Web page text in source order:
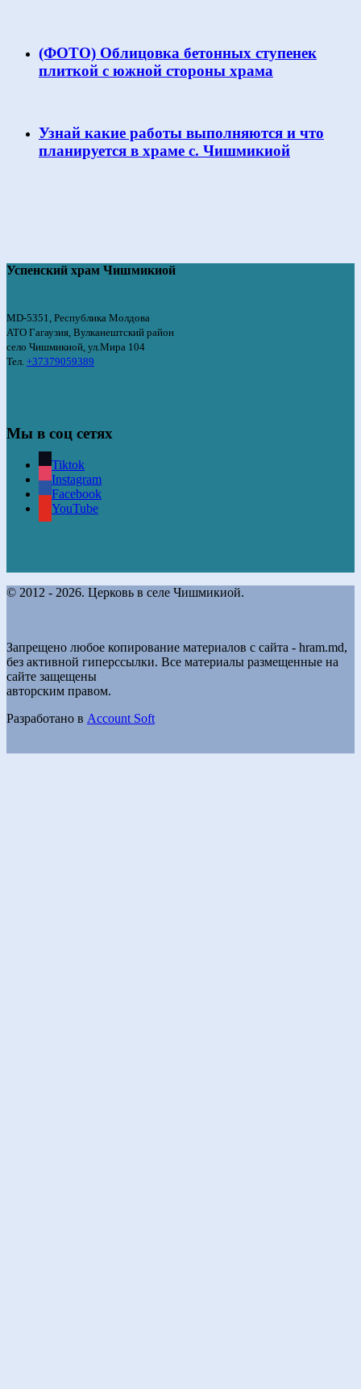
(ФОТО) Облицовка бетонных ступенек
плиткой с южной стороны храма
Узнай какие работы выполняются и что
планируется в храме с. Чишмикиой
Успенский храм Чишмикиой
MD-5351, Республика Молдова
АТО Гагаузия, Вулканештский район
село Чишмикиой, ул.Мира 104
Тел. +37379059389
Мы в соц сетях
Tiktok
Instagram
Facebook
YouTube
© 2012 - 2026. Церковь в селе Чишмикиой.
Запрещено любое копирование материалов с сайта - hram.md,
без активной гиперссылки. Все материалы размещенные на
сайте защещены
авторским правом.
Разработано в Account Soft